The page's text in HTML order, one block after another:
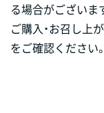
る場合がございま
ご購入・お召し上
をご確認ください。